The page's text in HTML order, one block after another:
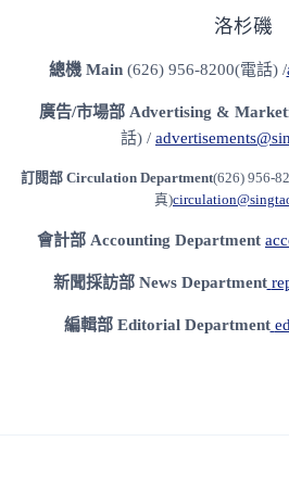
洛杉磯
總機 Main(626) 956-8200(電話) /
廣告/市場部 Advertising &
話) /
訂閱部 Circulation Department(626) 956-
真)
會計部 Accounting Department
新聞採訪部 News Department
編輯部 Editorial Department